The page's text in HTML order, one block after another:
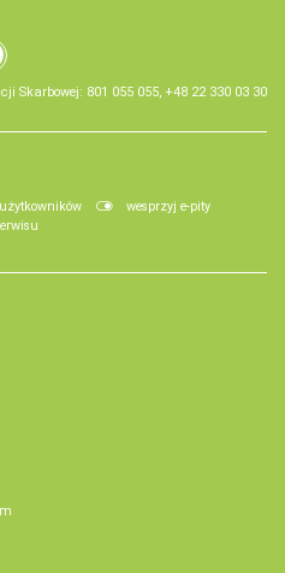
Skarbowej: 801 055 055, +48 22 330 03 30
wesprzyj e-pity